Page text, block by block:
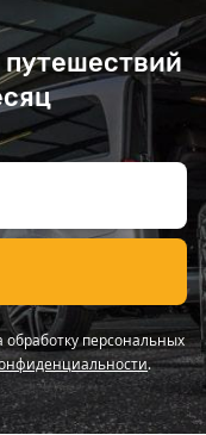
персональных
.